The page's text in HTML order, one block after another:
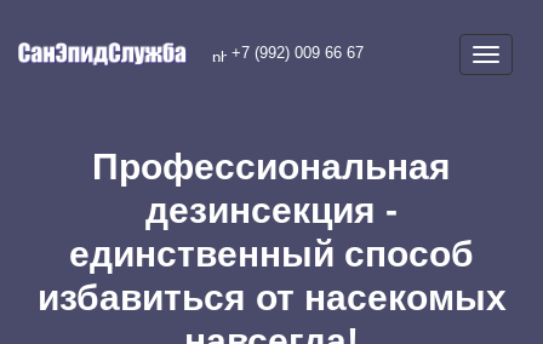
+7 (992) 009 66 67
Профессиональная
дезинсекция -
единственный способ
избавиться от насекомых